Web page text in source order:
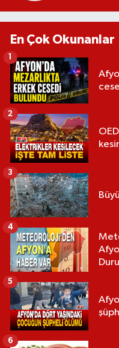
En Çok Okunanlar
1
2
3
4
5
6